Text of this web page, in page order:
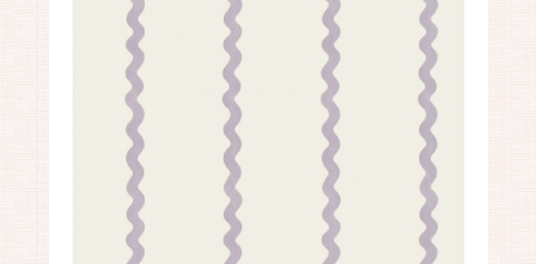
Материал покрытия:
Виниловое
Великобритания
Материал основы:
Флизелин
<>